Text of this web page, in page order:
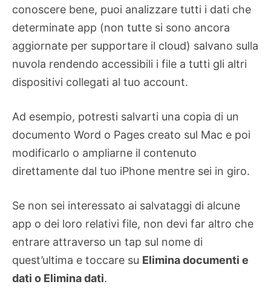
conoscere bene, puoi analizzare tutti i dati che
determinate app (non tutte si sono ancora
aggiornate per supportare il cloud) salvano sulla
nuvola rendendo accessibili i file a tutti gli altri
dispositivi collegati al tuo account.
Ad esempio, potresti salvarti una copia di un
documento Word o Pages creato sul Mac e poi
modificarlo o ampliarne il contenuto
direttamente dal tuo iPhone mentre sei in giro.
Se non sei interessato ai salvataggi di alcune
app o dei loro relativi file, non devi far altro che
entrare attraverso un tap sul nome di
quest’ultima e toccare su Elimina documenti e
dati o Elimina dati.